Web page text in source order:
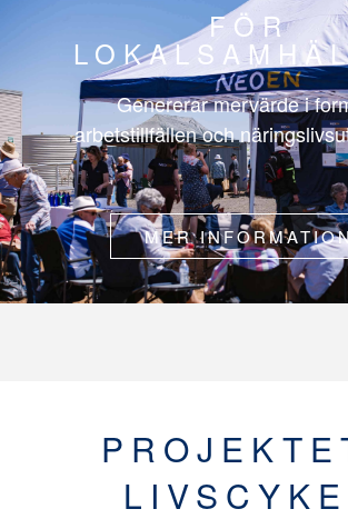
FÖR
Genererar mervärde i
arbetstillfällen och
MER